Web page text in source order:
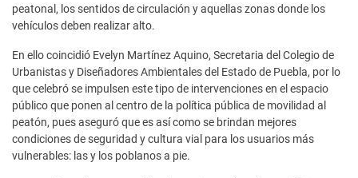
peatonal, los sentidos de circulación y aquellas zonas donde los
vehículos deben realizar alto.
En ello coincidió Evelyn Martínez Aquino, Secretaria del Colegio de
Urbanistas y Diseñadores Ambientales del Estado de Puebla, por lo
que celebró se impulsen este tipo de intervenciones en el espacio
público que ponen al centro de la política pública de movilidad al
peatón, pues aseguró que es así como se brindan mejores
condiciones de seguridad y cultura vial para los usuarios más
vulnerables: las y los poblanos a pie.